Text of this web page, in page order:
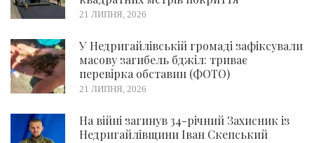
21 ЛИПНЯ, 2026
У Недригайлівській громаді зафіксували
масову загибель бджіл: триває
перевірка обставин (ФОТО)
21 ЛИПНЯ, 2026
На війні загинув 34-річний Захисник із
Недригайлівщини Іван Скепський